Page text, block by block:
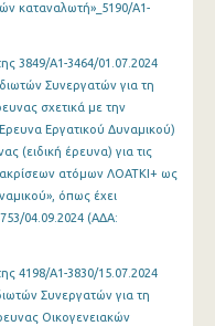
καταναλωτή»_5190/Α1-
3849/Α1-3464/01.07.2024
Συνεργατών για τη
σχετικά με την
Εργατικού Δυναμικού)
(ειδική έρευνα) για τις
ατόμων ΛΟΑΤΚΙ+ ως
όπως έχει
04.09.2024 (ΑΔΑ:
4198/Α1-3830/15.07.2024
Συνεργατών για τη
Οικογενειακών